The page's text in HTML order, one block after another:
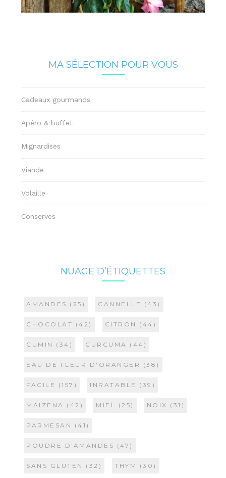
MA SÉLECTION POUR VOUS
Cadeaux gourmands
Apéro & buffet
Mignardises
Viande
Volaille
Conserves
NUAGE D’ÉTIQUETTES
AMANDES (25) CANNELLE (43)
CHOCOLAT (42) CITRON (44)
CUMIN (34) CURCUMA (44)
EAU DE FLEUR D'ORANGER (38)
FACILE (157) INRATABLE (39)
MAIZENA (42) MIEL (25) NOIX (31)
PARMESAN (41)
POUDRE D'AMANDES (47)
SANS GLUTEN (32) THYM (30)